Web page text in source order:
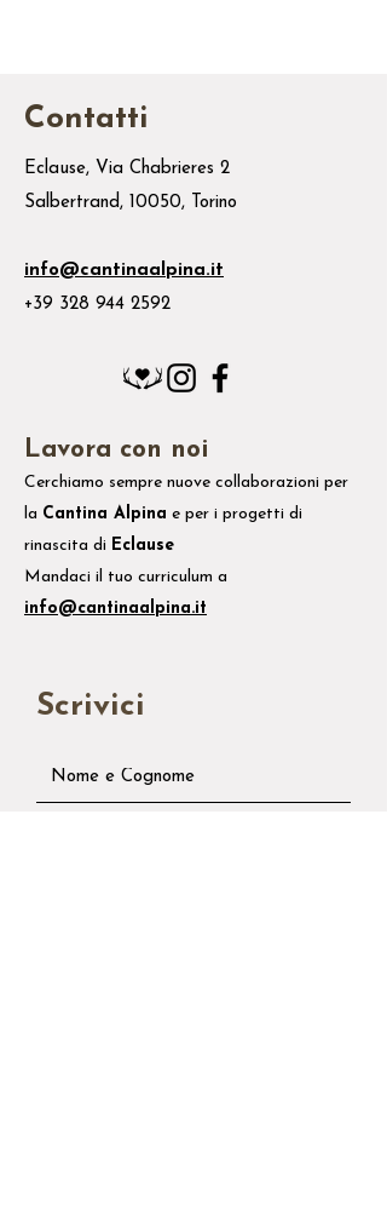
Contatti
Eclause, Via Chabrieres 2
Salbertrand, 10050, Torino
info@cantinaalpina.it
+39 328 944 2592
Lavora con noi
Cerchiamo sempre nuove collaborazioni per
la Cantina Alpina e per i progetti di
rinascita di Eclause
Mandaci il tuo curriculum a
info@cantinaalpina.it
Scrivici